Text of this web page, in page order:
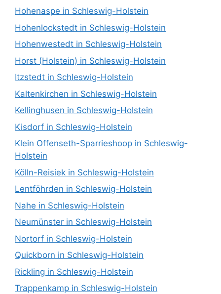
Hohenaspe in Schleswig-Holstein
Hohenlockstedt in Schleswig-Holstein
Hohenwestedt in Schleswig-Holstein
Horst (Holstein) in Schleswig-Holstein
Itzstedt in Schleswig-Holstein
Kaltenkirchen in Schleswig-Holstein
Kellinghusen in Schleswig-Holstein
Kisdorf in Schleswig-Holstein
Klein Offenseth-Sparrieshoop in Schleswig-
Holstein
Kölln-Reisiek in Schleswig-Holstein
Lentföhrden in Schleswig-Holstein
Nahe in Schleswig-Holstein
Neumünster in Schleswig-Holstein
Nortorf in Schleswig-Holstein
Quickborn in Schleswig-Holstein
Rickling in Schleswig-Holstein
Trappenkamp in Schleswig-Holstein